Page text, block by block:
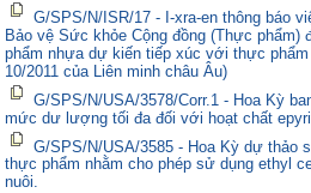
G/SPS/N/ISR/17 - I-xra-en thông báo
Bảo vệ Sức khỏe Cộng đồng (Thực phẩm)
phẩm nhựa dự kiến tiếp xúc với thực
10/2011 của Liên minh châu Âu)
G/SPS/N/USA/3578/Corr.1 - Hoa Kỳ
mức dư lượng tối đa đối với hoạt chất
G/SPS/N/USA/3585 - Hoa Kỳ dự thảo
thực phẩm nhằm cho phép sử dụng ethyl
nuôi.